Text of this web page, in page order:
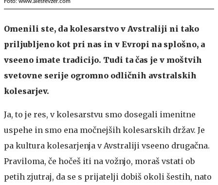
Foto: www.alesfevzer.com
Omenili ste, da kolesarstvo v Avstraliji ni tako
priljubljeno kot pri nas in v Evropi na splošno, a
vseeno imate tradicijo. Tudi ta čas je v moštvih
svetovne serije ogromno odličnih avstralskih
kolesarjev.
Ja, to je res, v kolesarstvu smo dosegali imenitne
uspehe in smo ena močnejših kolesarskih držav. Je
pa kultura kolesarjenja v Avstraliji vseeno drugačna.
Praviloma, če hočeš iti na vožnjo, moraš vstati ob
petih zjutraj, da se s prijatelji dobiš okoli šestih, nato